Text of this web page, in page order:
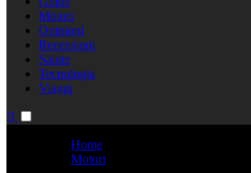
Motori
Opinioni
Recensioni
Salute
Tecnologia
Viaggi
Home
Motori